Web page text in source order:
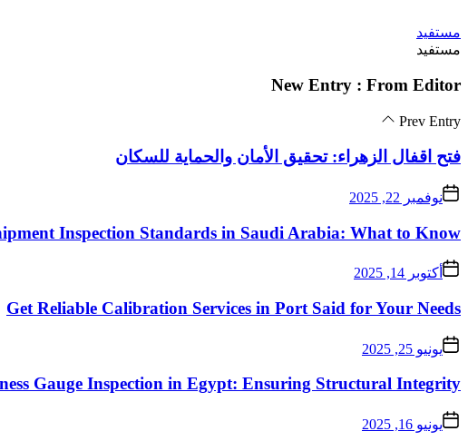
Skip
to
content
مستفيد
مستفيد
New Entry : From Editor
Prev Entry
فتح اقفال الزهراء: تحقيق الأمان والحماية للسكان
نوفمبر 22, 2025
Inspection Standards in Saudi Arabia: What to Know
أكتوبر 14, 2025
Get Reliable Calibration Services in Port Said for Your Needs
يونيو 25, 2025
Gauge Inspection in Egypt: Ensuring Structural Integrity
يونيو 16, 2025